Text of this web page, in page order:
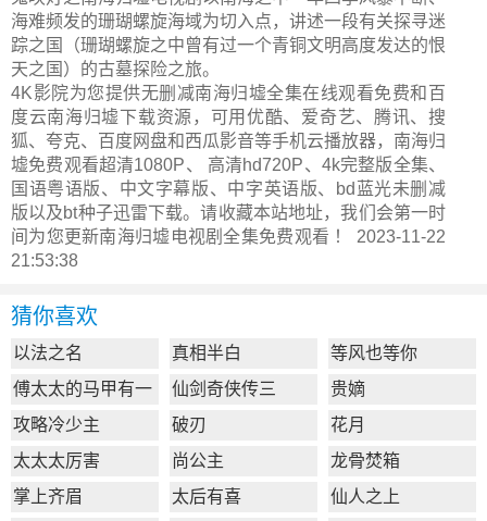
海难频发的珊瑚螺旋海域为切入点，讲述一段有关探寻迷
踪之国（珊瑚螺旋之中曾有过一个青铜文明高度发达的恨
天之国）的古墓探险之旅。
4K影院为您提供无删减南海归墟全集在线观看免费和百
度云南海归墟下载资源，可用优酷、爱奇艺、腾讯、搜
狐、夸克、百度网盘和西瓜影音等手机云播放器，南海归
墟免费观看超清1080P、 高清hd720P、4k完整版全集、
国语粤语版、中文字幕版、中字英语版、bd蓝光未删减
版以及bt种子迅雷下载。请收藏本站地址，我们会第一时
间为您更新南海归墟电视剧全集免费观看 ！ 2023-11-22
21:53:38
猜你喜欢
以法之名 真相半白
等风也等你
傅太太的马甲有一
点多
仙剑奇侠传三
贵嫡
攻略冷少主
破刃
花月
太太太厉害
尚公主
龙骨焚箱
掌上齐眉
太后有喜 仙人之上